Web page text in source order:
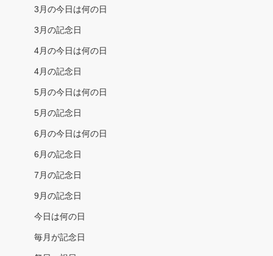
3月の今日は何の日
3月の記念日
4月の今日は何の日
4月の記念日
5月の今日は何の日
5月の記念日
6月の今日は何の日
6月の記念日
7月の記念日
9月の記念日
今日は何の日
毎月が記念日